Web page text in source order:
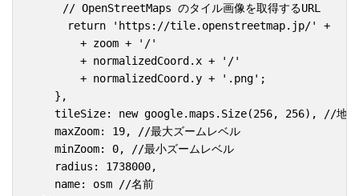
// OpenStreetMaps のタイル画像を取得するURL
      return 'https://tile.openstreetmap.jp/' +
        + zoom + '/'
        + normalizedCoord.x + '/'
        + normalizedCoord.y + '.png';
    },
tileSize: new google.maps.Size(256, 256), //地図
    maxZoom: 19, //最大ズームレベル
    minZoom: 0, //最小ズームレベル
    radius: 1738000,
    name: osm //名前